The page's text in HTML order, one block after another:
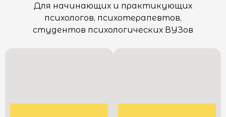
Для начинающих и практикующих
психологов, психотерапевтов,
студентов психологических ВУЗов